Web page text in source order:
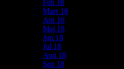
Feb 18
Mars 18
Apr 18
Maj 18
Jun 18
Jul 18
Aug 18
Sep 18